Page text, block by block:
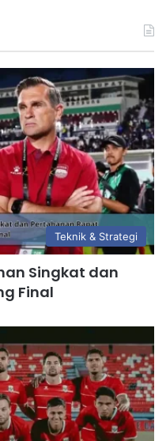
Teknik & Strategi
Singkat dan
Final